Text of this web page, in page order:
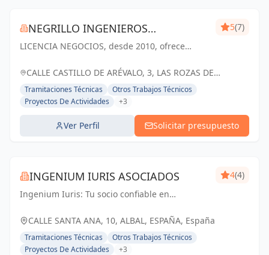
NEGRILLO INGENIEROS
CONSULTORES SL
LICENCIA NEGOCIOS, desde 2010, ofrece
Con un enfoque personalizado y eficaz,
más...
5(7)
CALLE CASTILLO DE ARÉVALO, 3, LAS ROZAS DE
MADRID, ESPAÑA, España
Tramitaciones Técnicas
Otros Trabajos Técnicos
Proyectos De Actividades
+3
Ver Perfil Solicitar presupuesto
INGENIUM IURIS ASOCIADOS
Ingenium Iuris: Tu socio confiable en
Soluciones profesionales para proyectos
4(4)
CALLE SANTA ANA, 10, ALBAL, ESPAÑA, España
Tramitaciones Técnicas
Otros Trabajos Técnicos
Proyectos De Actividades
+3